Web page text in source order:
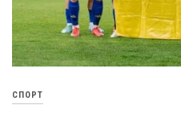
СПОРТ